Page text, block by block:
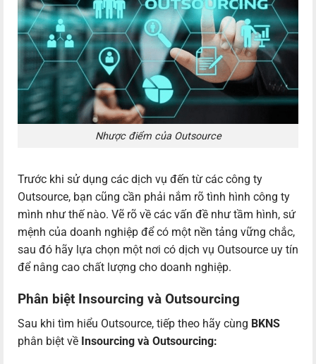
Nhược điểm của Outsource
Trước khi sử dụng các dịch vụ đến từ các công ty
Outsource, bạn cũng cần phải nắm rõ tình hình công ty
mình như thế nào. Vẽ rõ về các vấn đề như tầm hình, sứ
mệnh của doanh nghiệp để có một nền tảng vững chắc,
sau đó hãy lựa chọn một nơi có dịch vụ Outsource uy tín
để nâng cao chất lượng cho doanh nghiệp.
Phân biệt Insourcing và Outsourcing
Sau khi tìm hiểu Outsource, tiếp theo hãy cùng BKNS
phân biệt về Insourcing và Outsourcing: